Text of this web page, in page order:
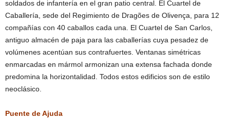
soldados de infantería en el gran patio central. El Cuartel de
Caballería, sede del Regimiento de Dragões de Olivença, para 12
compañías con 40 caballos cada una. El Cuartel de San Carlos,
antiguo almacén de paja para las caballerías cuya pesadez de
volúmenes acentúan sus contrafuertes. Ventanas simétricas
enmarcadas en mármol armonizan una extensa fachada donde
predomina la horizontalidad. Todos estos edificios son de estilo
neoclásico.
Puente de Ajuda